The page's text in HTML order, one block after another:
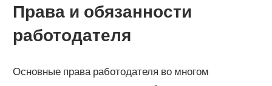
Права и обязанности
работодателя
Основные права работодателя во многом